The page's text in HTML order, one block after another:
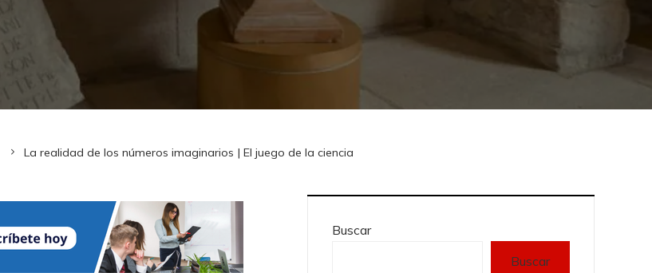
La realidad de los números imaginarios | El juego de la ciencia
Buscar
Buscar